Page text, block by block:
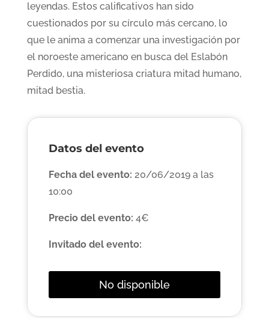
leyendas. Estos calificativos han sido
cuestionados por su círculo más cercano, lo
que le anima a comenzar una investigación por
el noroeste americano en busca del Eslabón
Perdido, una misteriosa criatura mitad humano,
mitad bestia.
Datos del evento
Fecha del evento: 20/06/2019 a las
10:00
Precio del evento: 4€
Invitado del evento:
No disponible